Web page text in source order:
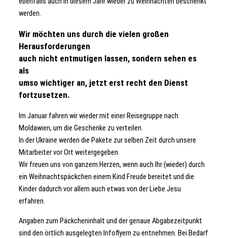
werden.
Wir möchten uns durch die vielen großen
Herausforderungen
auch nicht entmutigen lassen, sondern sehen es
als
umso wichtiger an, jetzt erst recht den Dienst
fortzusetzen.
Im Januar fahren wir wieder mit einer Reisegruppe nach
Moldawien, um die Geschenke zu verteilen.
In der Ukraine werden die Pakete zur selben Zeit durch unsere
Mitarbeiter vor Ort weitergegeben.
Wir freuen uns von ganzem Herzen, wenn auch Ihr (wieder) durch
ein Weihnachtspäckchen einem Kind Freude bereitet und die
Kinder dadurch vor allem auch etwas von der Liebe Jesu
erfahren.
Angaben zum Päckcheninhalt und der genaue Abgabezeitpunkt
sind den örtlich ausgelegten Infoflyern zu entnehmen. Bei Bedarf